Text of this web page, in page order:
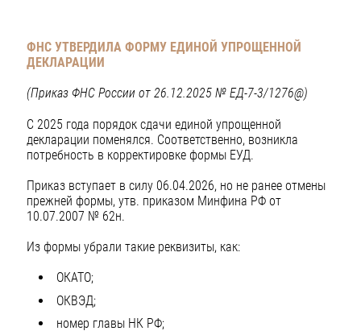
ФНС УТВЕРДИЛА ФОРМУ ЕДИНОЙ УПРОЩЕННОЙ
ДЕКЛАРАЦИИ
(Приказ ФНС России от 26.12.2025 № ЕД-7-3/1276@)
С 2025 года порядок сдачи единой упрощенной
декларации поменялся. Соответственно, возникла
потребность в корректировке формы ЕУД.
Приказ вступает в силу 06.04.2026, но не ранее отмены
прежней формы, утв. приказом Минфина РФ от
10.07.2007 № 62н.
Из формы убрали такие реквизиты, как:
ОКАТО;
ОКВЭД;
номер главы НК РФ;